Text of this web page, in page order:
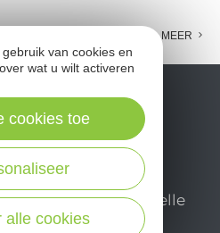
MEER
newsletter mensuelle
pour profiter
van cookies en
wat u wilt activeren
alle cookies
cookies toe